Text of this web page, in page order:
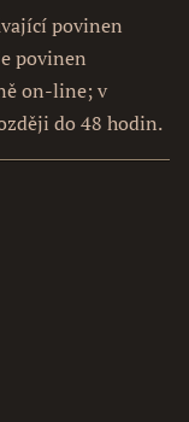
povinen
povinen
on-line; v
do 48 hodin.